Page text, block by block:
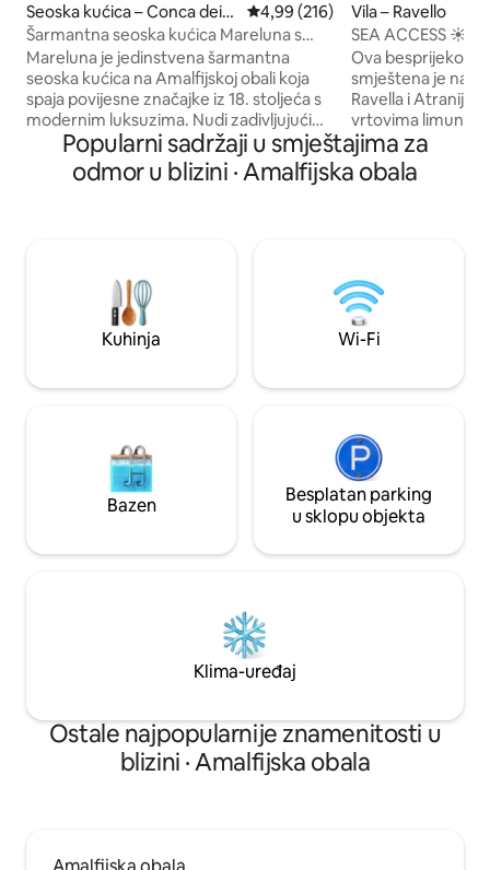
Seoska kućica – Conca dei
Marini
Prosječna ocjena: 4,99/5,
4,99 (216)
Šarmantna seoska kućica Mareluna s
pogledom na Capri
Mareluna je jedinstvena šarmantna
seoska kućica na Amalfijskoj obali koja
spaja povijesne značajke iz 18. stoljeća s
modernim luksuzima. Nudi zadivljujući
panoramski pogled na more i elegantne
interijere s detaljima poput kestenovih
greda, tradicionalnih pločica i modernih
godina daju karakter. Objekt također ima
terasu i terasu, što je idealno za uživanje
u prekrasnom obalnom krajoliku i
restoranima na otvorenom
Vila – Ravello
SEA ACCESS
☀️ RAVELLO
Ova
smještena je na
Ravella i Atranija/
vrtovima limuna i
solarij i izravan pristup
mogu spavati 3
dostupno uz nadoplatu. U
(1,5 km) Atrani (1
Minori (2,5 km)
Popularni sadržaji u smještajima za
odmor u blizini · Amalfijska obala
Kuhinja Wi-Fi
Bazen
Besplatan parking
u sklopu objekta
Klima-uređaj
Ostale najpopularnije znamenitosti u
blizini · Amalfijska obala